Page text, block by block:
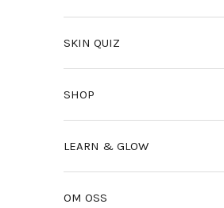
SKIN QUIZ
SHOP
LEARN & GLOW
OM OSS